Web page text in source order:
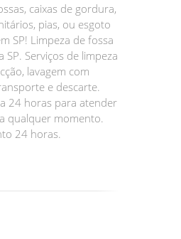
caixas de gordura,
pias, ou esgoto
SP! Limpeza de fossa
Serviços de limpeza
lavagem com
e descarte.
24 horas para atender
qualquer momento.
24 horas.